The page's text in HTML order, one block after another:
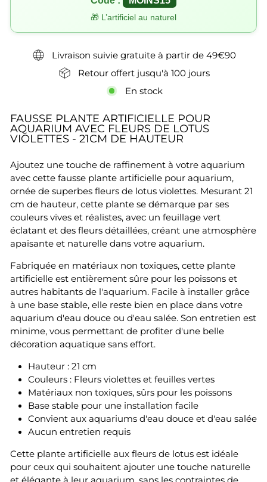
🎁 L’artificiel au naturel
Livraison suivie gratuite à partir de 49€90
Retour offert jusqu'à 100 jours
En stock
FAUSSE PLANTE ARTIFICIELLE POUR
AQUARIUM AVEC FLEURS DE LOTUS
VIOLETTES - 21CM DE HAUTEUR
Ajoutez une touche de raffinement à votre aquarium
avec cette fausse plante artificielle pour aquarium,
ornée de superbes fleurs de lotus violettes. Mesurant 21
cm de hauteur, cette plante se démarque par ses
couleurs vives et réalistes, avec un feuillage vert
éclatant et des fleurs détaillées, créant une atmosphère
apaisante et naturelle dans votre aquarium.
Fabriquée en matériaux non toxiques, cette plante
artificielle est entièrement sûre pour les poissons et
autres habitants de l'aquarium. Facile à installer grâce
à une base stable, elle reste bien en place dans votre
aquarium d'eau douce ou d'eau salée. Son entretien est
minime, vous permettant de profiter d'une belle
décoration aquatique sans effort.
Hauteur : 21 cm
Couleurs : Fleurs violettes et feuilles vertes
Matériaux non toxiques, sûrs pour les poissons
Base stable pour une installation facile
Convient aux aquariums d'eau douce et d'eau salée
Aucun entretien requis
Cette plante artificielle aux fleurs de lotus est idéale
pour ceux qui souhaitent ajouter une touche naturelle